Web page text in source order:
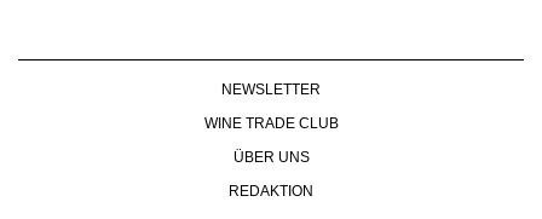
NEWSLETTER
WINE TRADE CLUB
ÜBER UNS
REDAKTION